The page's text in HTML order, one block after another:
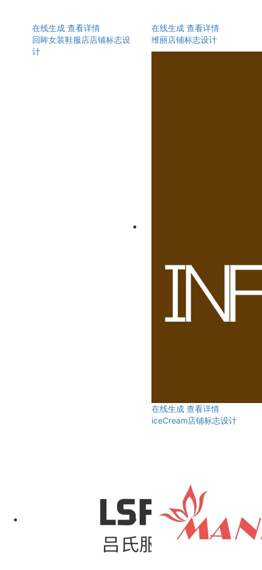
在线生成 查看详情
回眸女装鞋服店店铺标志设
计
在线生成 查看详情
维丽店铺标志设计
在线生成 查看详情
iceCream店铺标志设计